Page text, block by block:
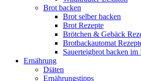
Brot backen
Brot selber backen
Brot Rezepte
Brötchen & Gebäck
Brotbackautomat
Sauerteigbrot backen
Ernährung
Diäten
Ernährungstipps